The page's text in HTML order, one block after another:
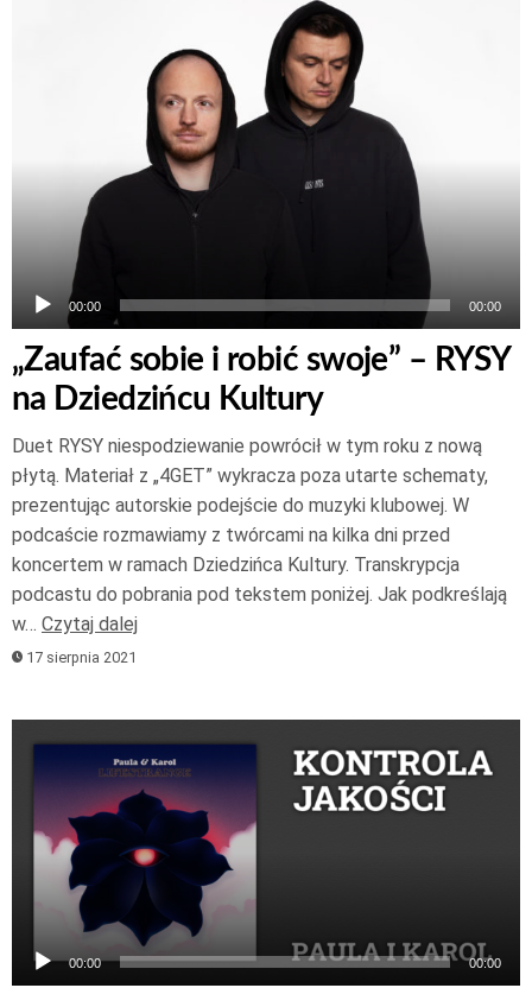
00:00 00:00
„Zaufać sobie i robić swoje” – RYSY
na Dziedzińcu Kultury
Duet RYSY niespodziewanie powrócił w tym roku z nową
płytą. Materiał z „4GET” wykracza poza utarte schematy,
prezentując autorskie podejście do muzyki klubowej. W
podcaście rozmawiamy z twórcami na kilka dni przed
koncertem w ramach Dziedzińca Kultury. Transkrypcja
podcastu do pobrania pod tekstem poniżej. Jak podkreślają
w… Czytaj dalej
17 sierpnia 2021
dźwiękowych
00:00 00:00